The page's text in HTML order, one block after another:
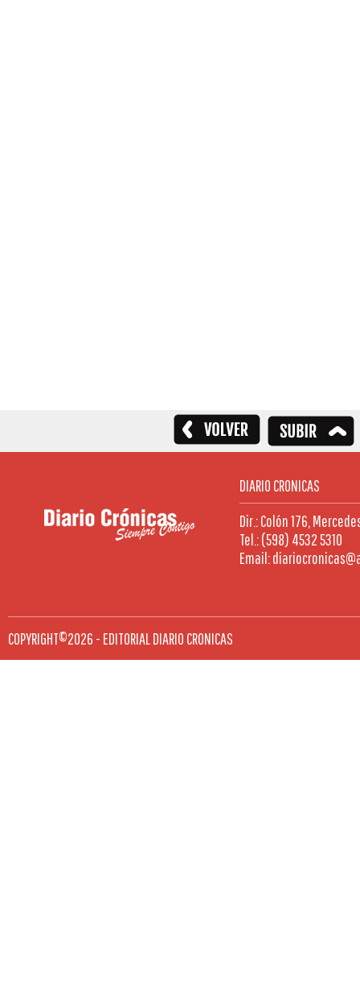
DIARIO CRONICAS
Dir.: Colón 176,
Tel.: (598) 4532 5310
Email:
COPYRIGHT©2026 - EDITORIAL DIARIO CRONICAS